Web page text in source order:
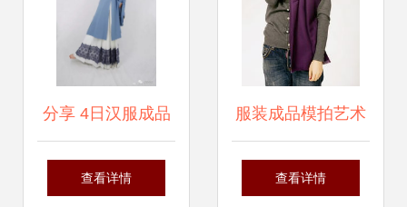
分享 4日汉服成品
每日商情
查看详情
服装成品模拍艺术
解析 一场光影与面
查看详情